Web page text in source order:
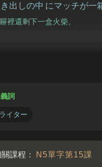
き 出 しの中 にマッチが一
裡還剩下一盒火柴。
詞
ライター
課程： N5單字第15課